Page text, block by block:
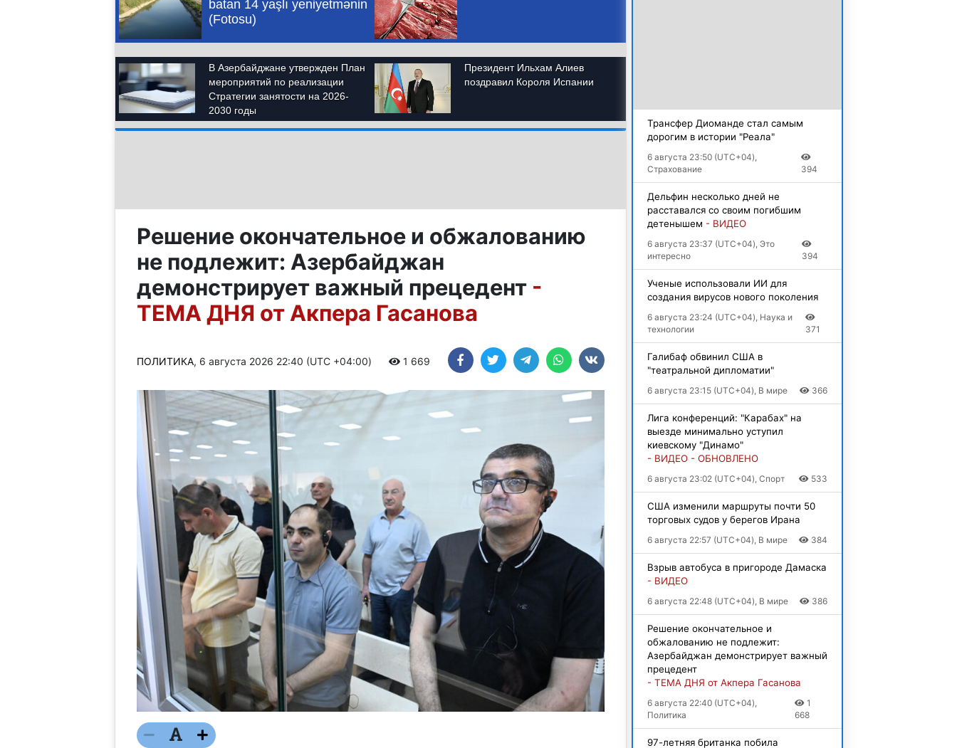
Решение окончательное и обжалованию
не подлежит: Азербайджан
демонстрирует важный прецедент -
ТЕМА ДНЯ от Акпера Гасанова
ПОЛИТИКА, 6 августа 2026 22:40 (UTC +04:00) 1 669
Трансфер Диоманде стал самым
дорогим в истории "Реала"
6 августа 23:50 (UTC+04),
Страхование
394
Дельфин несколько дней не
расставался со своим погибшим
детенышем - ВИДЕО
6 августа 23:37 (UTC+04), Это
интересно
394
Ученые использовали ИИ для
создания вирусов нового поколения
6 августа 23:24 (UTC+04), Наука и
технологии
371
Галибаф обвинил США в
"театральной дипломатии"
6 августа 23:15 (UTC+04), В мире 366
Лига конференций: "Карабах" на
выезде минимально уступил
киевскому "Динамо"
- ВИДЕО - ОБНОВЛЕНО
6 августа 23:02 (UTC+04), Спорт 533
США изменили маршруты почти 50
торговых судов у берегов Ирана
6 августа 22:57 (UTC+04), В мире 384
Взрыв автобуса в пригороде Дамаска
- ВИДЕО
6 августа 22:48 (UTC+04), В мире 386
Решение окончательное и
обжалованию не подлежит:
Азербайджан демонстрирует важный
прецедент
- ТЕМА ДНЯ от Акпера Гасанова
6 августа 22:40 (UTC+04),
Политика
1
668
97-летняя британка побила